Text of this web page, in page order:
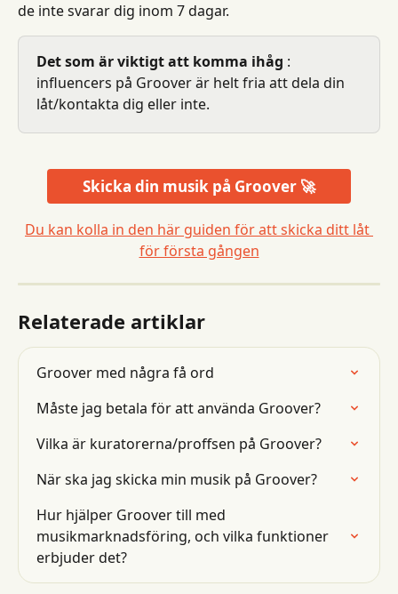
de inte svarar dig inom 7 dagar.
Det som är viktigt att komma ihåg :
influencers på Groover är helt fria att dela din
låt/kontakta dig eller inte.
Skicka din musik på Groover 🚀
Du kan kolla in den här guiden för att skicka ditt låt
för första gången
Relaterade artiklar
Groover med några få ord
Måste jag betala för att använda Groover?
Vilka är kuratorerna/proffsen på Groover?
När ska jag skicka min musik på Groover?
Hur hjälper Groover till med
musikmarknadsföring, och vilka funktioner
erbjuder det?